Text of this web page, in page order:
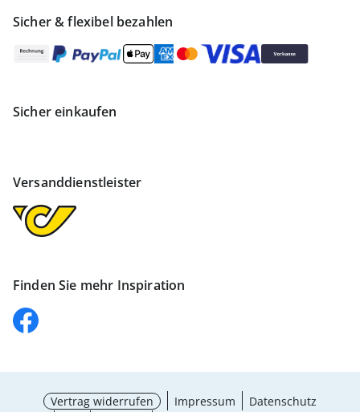
Sicher & flexibel bezahlen
Sicher einkaufen
Versanddienstleister
Finden Sie mehr Inspiration
Vertrag widerrufen Impressum
Datenschutz